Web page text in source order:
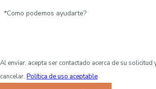
*Como podemos ayudarte?
Al enviar, acepta ser contactado acerca de su
cancelar. Política de uso aceptable